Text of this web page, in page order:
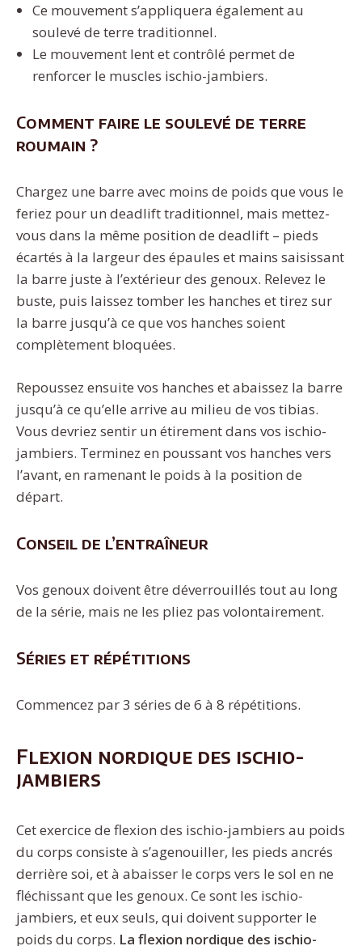
Ce mouvement s’appliquera également au
soulevé de terre traditionnel.
Le mouvement lent et contrôlé permet de
renforcer le muscles ischio-jambiers.
Comment faire le soulevé de terre
roumain ?
Chargez une barre avec moins de poids que vous le
feriez pour un deadlift traditionnel, mais mettez-
vous dans la même position de deadlift – pieds
écartés à la largeur des épaules et mains saisissant
la barre juste à l’extérieur des genoux. Relevez le
buste, puis laissez tomber les hanches et tirez sur
la barre jusqu’à ce que vos hanches soient
complètement bloquées.
Repoussez ensuite vos hanches et abaissez la barre
jusqu’à ce qu’elle arrive au milieu de vos tibias.
Vous devriez sentir un étirement dans vos ischio-
jambiers. Terminez en poussant vos hanches vers
l’avant, en ramenant le poids à la position de
départ.
Conseil de l’entraîneur
Vos genoux doivent être déverrouillés tout au long
de la série, mais ne les pliez pas volontairement.
Séries et répétitions
Commencez par 3 séries de 6 à 8 répétitions.
Flexion nordique des ischio-
jambiers
Cet exercice de flexion des ischio-jambiers au poids
du corps consiste à s’agenouiller, les pieds ancrés
derrière soi, et à abaisser le corps vers le sol en ne
fléchissant que les genoux. Ce sont les ischio-
jambiers, et eux seuls, qui doivent supporter le
poids du corps. La flexion nordique des ischio-